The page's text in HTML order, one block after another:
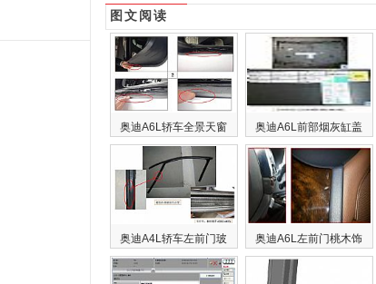
图文阅读
奥迪A6L轿车全景天窗 奥迪A6L前部烟灰缸盖
奥迪A4L轿车左前门玻 奥迪A6L左前门桃木饰